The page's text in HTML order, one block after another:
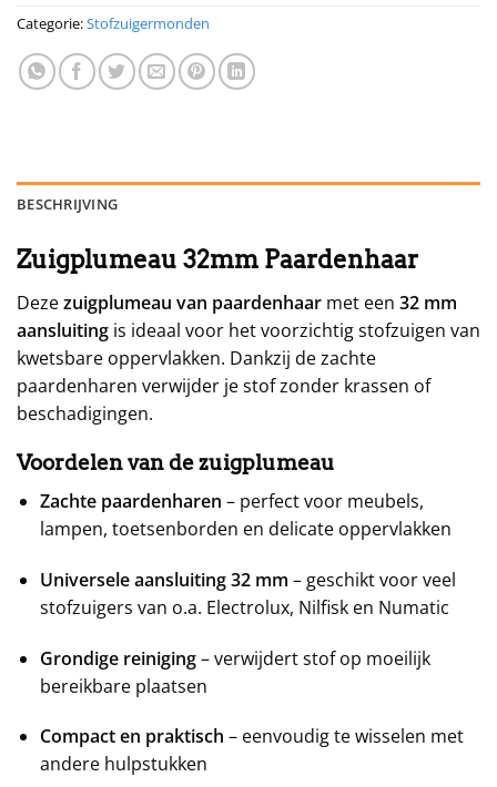
Categorie:Stofzuigermonden
BESCHRIJVING
Zuigplumeau 32mm Paardenhaar
Dezezuigplumeau van paardenhaar met een 32 mm
aansluiting is ideaal voor het voorzichtig stofzuigen van
kwetsbare oppervlakken. Dankzij de zachte
paardenharen verwijder je stof zonder krassen of
beschadigingen.
Voordelen van de zuigplumeau
Zachte paardenharen – perfect voor meubels,
lampen, toetsenborden en delicate oppervlakken
Universele aansluiting 32 mm – geschikt voor veel
stofzuigers van o.a. Electrolux, Nilfisk en Numatic
Grondige reiniging– verwijdert stof op moeilijk
bereikbare plaatsen
Compact en praktisch – eenvoudig te wisselen met
andere hulpstukken